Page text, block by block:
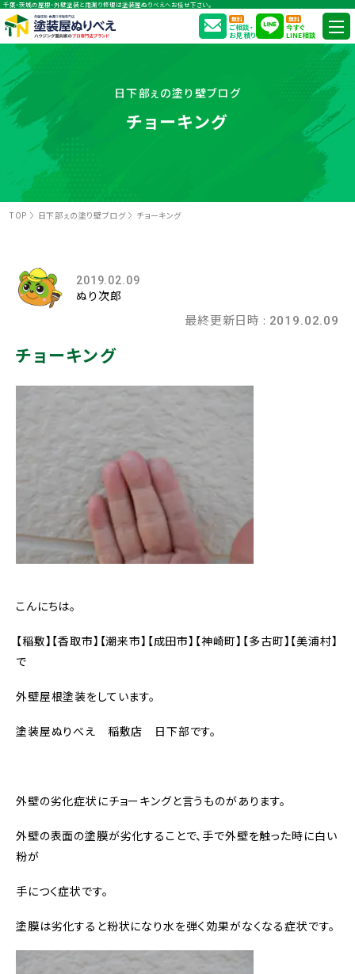
千葉・茨城の屋根・外壁塗装と雨漏り修理は塗装屋ぬりべえへお任せ下さい。
無料
ご相談・
お見積り
無料
今すぐ
LINE相談
日下部ぇの塗り壁ブログ
チョーキング
TOP 日下部ぇの塗り壁ブログ チョーキング
2019.02.09
ぬり次郎
最終更新日時 : 2019.02.09
チョーキング
こんにちは。
【稲敷】【香取市】【潮来市】【成田市】【神崎町】【多古町】【美浦村】
で
外壁屋根塗装をしています。
塗装屋ぬりべえ 稲敷店 日下部です。
外壁の劣化症状にチョーキングと言うものがあります。
外壁の表面の塗膜が劣化することで、手で外壁を触った時に白い
粉が
手につく症状です。
塗膜は劣化すると粉状になり水を弾く効果がなくなる症状です。